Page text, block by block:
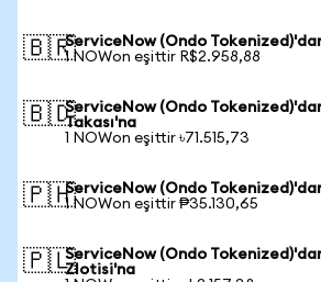
🇧🇷ServiceNow (Ondo
1 NOWon eşittir R$2.958,88
🇧🇩ServiceNow (Ondo
Takası'na
1 NOWon eşittir ৳71.515,73
🇵🇭ServiceNow (Ondo
1 NOWon eşittir ₱35.130,65
🇵🇱ServiceNow (Ondo
Zlotisi'na